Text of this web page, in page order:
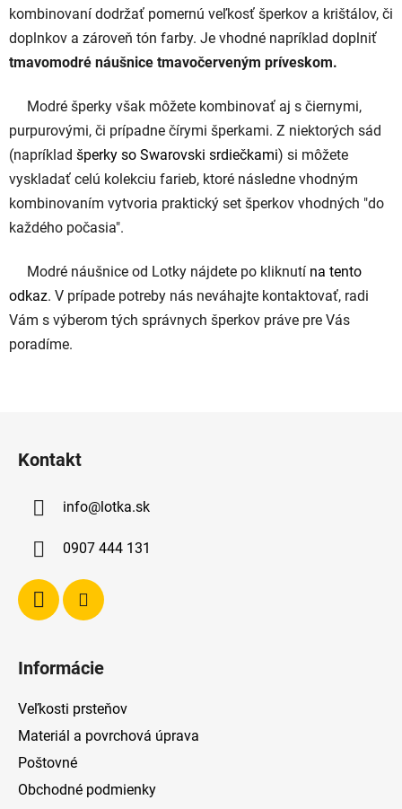
kombinovaní dodržať pomernú veľkosť šperkov a krištálov, či
doplnkov a zároveň tón farby. Je vhodné napríklad doplniť
tmavomodré náušnice tmavočerveným príveskom.
Modré šperky však môžete kombinovať aj s čiernymi,
purpurovými, či prípadne čírymi šperkami. Z niektorých sád
(napríklad šperky so Swarovski srdiečkami) si môžete
vyskladať celú kolekciu farieb, ktoré následne vhodným
kombinovaním vytvoria praktický set šperkov vhodných "do
každého počasia".
Modré náušnice od Lotky nájdete po kliknutí na tento
odkaz. V prípade potreby nás neváhajte kontaktovať, radi
Vám s výberom tých správnych šperkov práve pre Vás
poradíme.
Kontakt
info@ lotka.sk
0907 444 131
Informácie
Veľkosti prsteňov
Materiál a povrchová úprava
Poštovné
Obchodné podmienky